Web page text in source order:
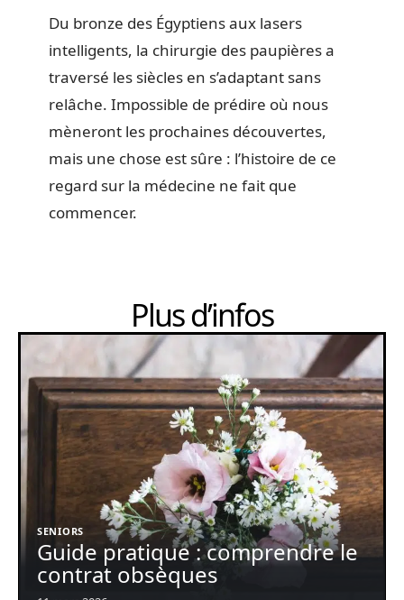
Du bronze des Égyptiens aux lasers
intelligents, la chirurgie des paupières a
traversé les siècles en s’adaptant sans
relâche. Impossible de prédire où nous
mèneront les prochaines découvertes,
mais une chose est sûre : l’histoire de ce
regard sur la médecine ne fait que
commencer.
Plus d’infos
SENIORS
Guide pratique : comprendre le
contrat obsèques